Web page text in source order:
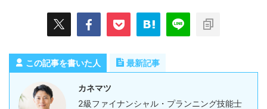
この記事を書いた人 最新記事
カネマツ
2級ファイナンシャル・プランニング技能士